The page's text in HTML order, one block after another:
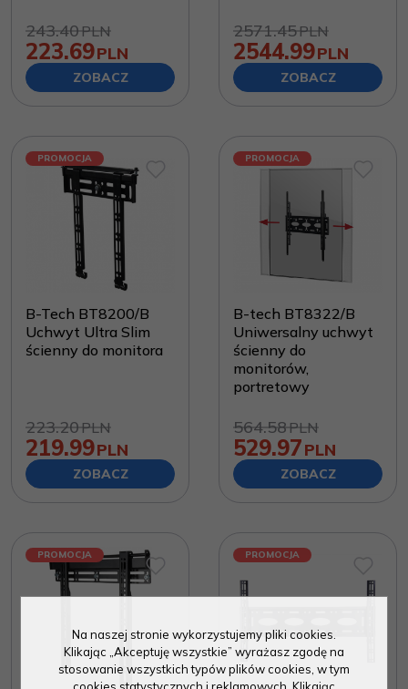
243.40PLN
223.69PLN
ZOBACZ
2571.45PLN
2544.99PLN
ZOBACZ
PROMOCJA
B-Tech BT8200/B
Uchwyt Ultra Slim
ścienny do monitora
223.20PLN
219.99PLN
ZOBACZ
PROMOCJA
B-tech BT8322/B
Uniwersalny uchwyt
ścienny do
monitorów,
portretowy
564.58PLN
529.97PLN
ZOBACZ
PROMOCJA PROMOCJA
Na naszej stronie wykorzystujemy pliki cookies.
Klikając „Akceptuję wszystkie” wyrażasz zgodę na
stosowanie wszystkich typów plików cookies, w tym
cookies statystycznych i reklamowych. Klikając